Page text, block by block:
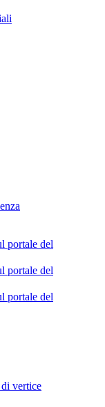
portale del
portale del
portale del
vertice